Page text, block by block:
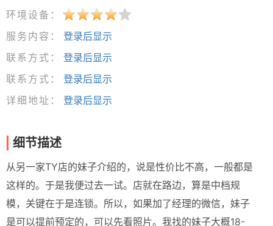
环境设备：
服务内容：
登录后显示
联系方式：
登录后显示
联系方式：
登录后显示
详细地址：
登录后显示
细节描述
从另一家TY店的妹子介绍的，说是性价比不高，一般都是
这样的。于是我便过去一试。店就在路边，算是中档规
模，关键在于是连锁。所以，如果加了经理的微信，妹子
是可以提前预定的，可以先看照片。我找的妹子大概18-